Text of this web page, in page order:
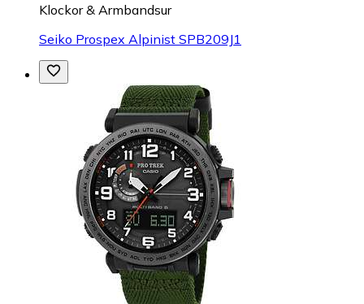
Klockor & Armbandsur
Seiko Prospex Alpinist SPB209J1